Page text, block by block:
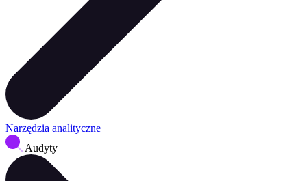
Narzędzia analityczne
Audyty